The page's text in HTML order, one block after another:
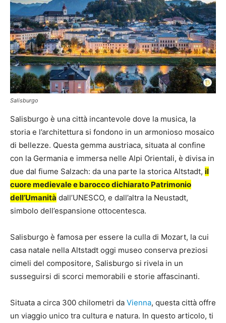
Salisburgo
Salisburgo è una città incantevole dove la musica, la
storia e l’architettura si fondono in un armonioso mosaico
di bellezze. Questa gemma austriaca, situata al confine
con la Germania e immersa nelle Alpi Orientali, è divisa in
due dal fiume Salzach: da una parte la storica Altstadt, il
cuore medievale e barocco dichiarato Patrimonio
dell’Umanità dall’UNESCO, e dall’altra la Neustadt,
simbolo dell’espansione ottocentesca.
Salisburgo è famosa per essere la culla di Mozart, la cui
casa natale nella Altstadt oggi museo conserva preziosi
cimeli del compositore, Salisburgo si rivela in un
susseguirsi di scorci memorabili e storie affascinanti.
Situata a circa 300 chilometri da Vienna, questa città offre
un viaggio unico tra cultura e natura. In questo articolo, ti